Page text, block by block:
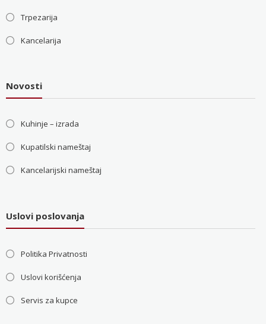
Trpezarija
Kancelarija
Novosti
Kuhinje – izrada
Kupatilski nameštaj
Kancelarijski nameštaj
Uslovi poslovanja
Politika Privatnosti
Uslovi korišćenja
Servis za kupce